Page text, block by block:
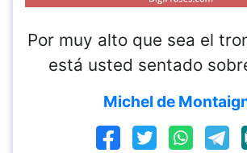
Por muy alto que sea el
está usted sentado
Michel de